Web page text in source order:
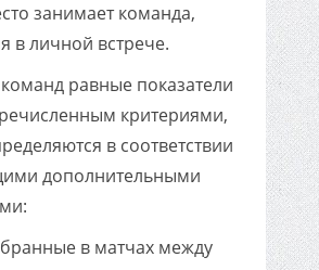
занимает команда,
в личной встрече.
команд равные показатели
критериями,
в соответствии
дополнительными
в матчах между